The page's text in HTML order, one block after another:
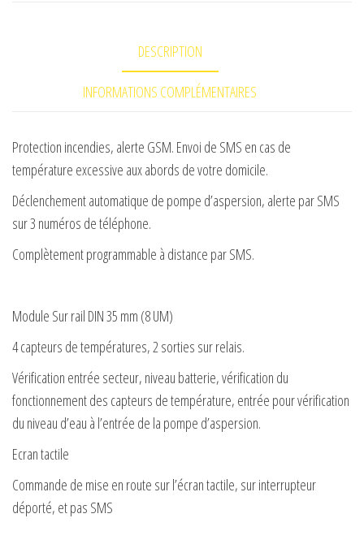
DESCRIPTION
INFORMATIONS COMPLÉMENTAIRES
Protection incendies, alerte GSM. Envoi de SMS en cas de
température excessive aux abords de votre domicile.
Déclenchement automatique de pompe d’aspersion, alerte par SMS
sur 3 numéros detéléphone.
Complètement programmable à distance par SMS.
Module Sur rail DIN 35 mm (8 UM)
4 capteurs de températures, 2 sorties sur relais.
Vérification entrée secteur, niveau batterie, vérification du
fonctionnement des capteurs de température, entrée pour vérification
du niveau d’eau à l’entrée de la pompe d’aspersion.
Ecran tactile
Commande de mise en route sur l’écran tactile, sur interrupteur
déporté, et pas SMS